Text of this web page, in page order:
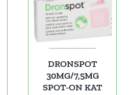
DRONSPOT
30MG/7,5MG
SPOT-ON KAT